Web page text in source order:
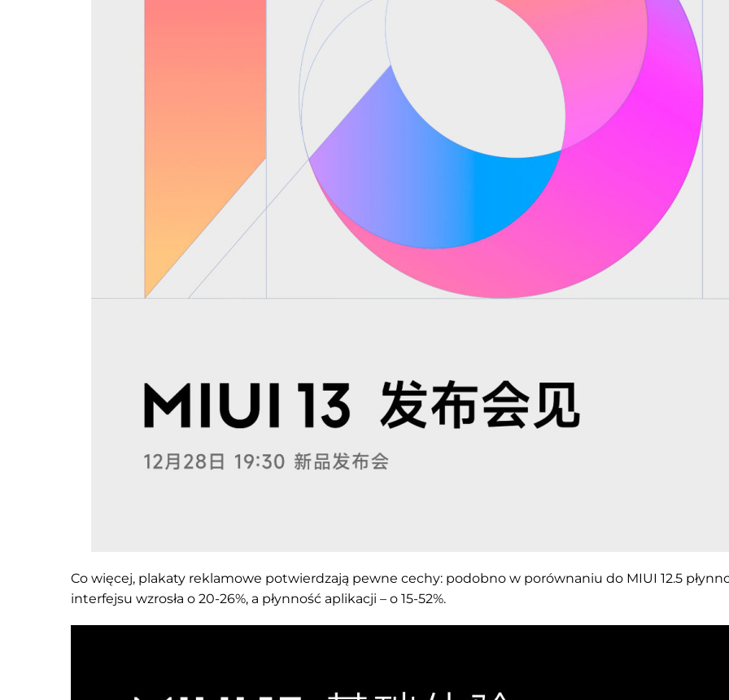
Co więcej, plakaty reklamowe potwierdzają pewne cechy: podobno w porównaniu do MIUI 12.5
interfejsu wzrosła o 20-26%, a płynność aplikacji – o 15-52%.